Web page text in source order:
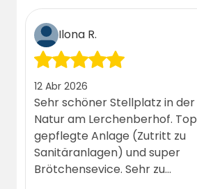
Ilona R.
12 Abr 2026
Sehr schöner Stellplatz in der
Natur am Lerchenberhof. Top
gepflegte Anlage (Zutritt zu
Sanitäranlagen) und super
Brötchensevice. Sehr zu